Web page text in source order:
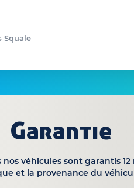
Squale
Garantie
nos véhicules sont garantis
et la provenance du